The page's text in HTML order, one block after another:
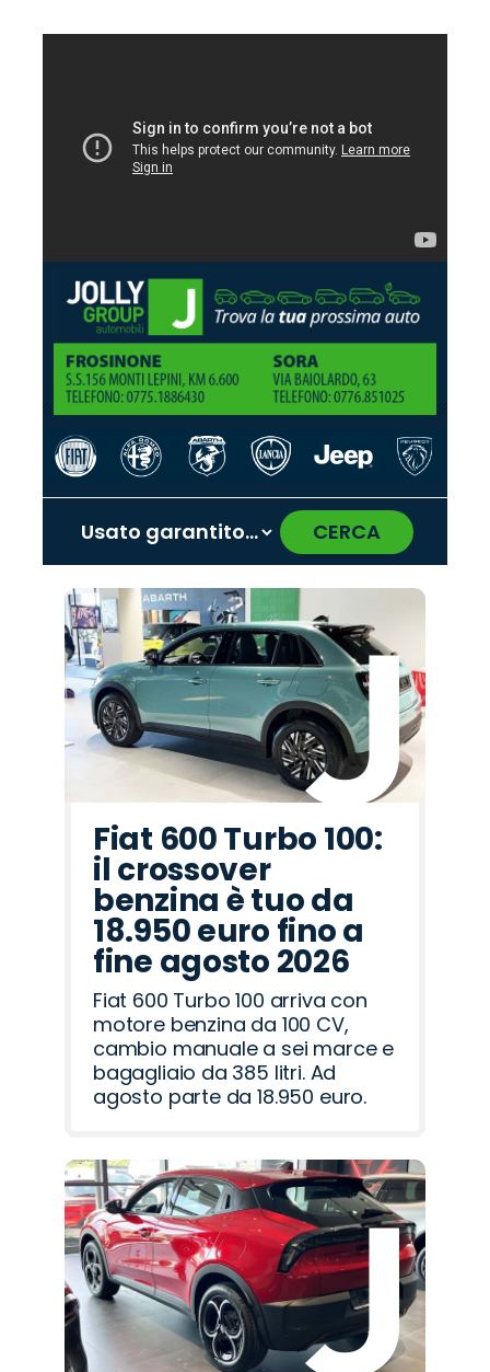
CERCA
Promo
Alfa
Romeo
Promo
Hyundai
Promo
Lancia
Promo
Peugeot
Promo
Omoda
Promo
Opel
Promo
Land
Rover
Promo
Fiat
Promo
Citroën
Promo
Jeep
Promo
Jaecoo
Promo
Abarth
Promo
Cupra
Promo
Seat
Promo
Mazda
‹ ›
Fiat 600 Turbo 100:
il crossover
benzina è tuo da
18.950 euro fino a
fine agosto 2026
Fiat 600 Turbo 100 arriva con
motore benzina da 100 CV,
cambio manuale a sei marce e
bagagliaio da 385 litri. Ad
agosto parte da 18.950 euro.